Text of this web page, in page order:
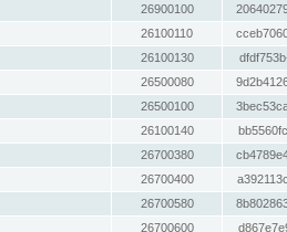
26900100
26100110
26100130
26500080
26500100
26100140
26700380
26700400
26700580
26700600